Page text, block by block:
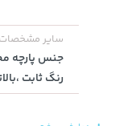
185,000 تومان
219,900
سایر مشخصات
جنس پارچه
رنگ ثابت